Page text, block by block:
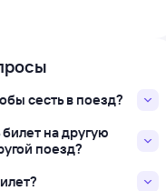
сесть в поезд?
на другую
поезд?